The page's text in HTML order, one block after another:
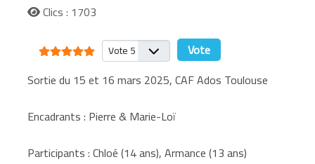
Clics : 1703
Vote utilisateur:5/5
Veuillez voter
Sortie du 15 et 16 mars 2025, CAF Ados Toulouse
Encadrants : Pierre & Marie-Loï
Participants : Chloé (14 ans), Armance (13 ans)